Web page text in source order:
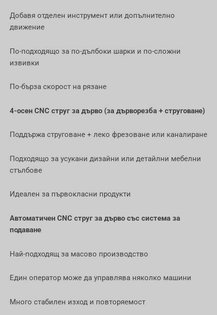
Добавя отделен инструмент или допълнително
движение
По-подходящо за по-дълбоки шарки и по-сложни
извивки
По-бърза скорост на рязане
4-осен CNC струг за дърво (за дърворезба + струговане)
Поддържа струговане + леко фрезоване или каналиране
Подходящо за усукани дизайни или детайлни мебелни
стълбове
Идеален за първокласни продукти
Автоматичен CNC струг за дърво със система за
подаване
Най-подходящ за масово производство
Един оператор може да управлява няколко машини
Много стабилен изход и повторяемост